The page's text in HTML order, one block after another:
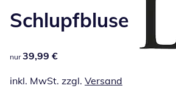
Schlupfbluse
39,99 €
nur 39,99 €
inkl. MwSt. zzgl. Versand